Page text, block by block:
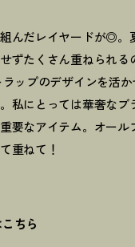
んだレイヤードが◎。
ずたくさん重ねられる
ップのデザインを活
私にとっては華奢なブ
要なアイテム。オール
重ねて ！
ちら